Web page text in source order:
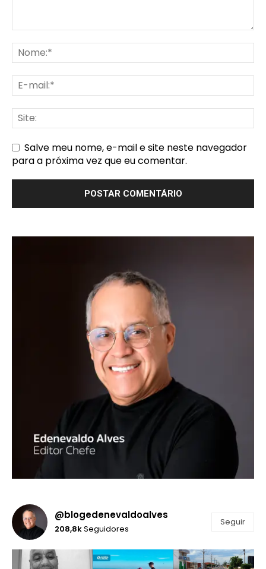
Salve meu nome, e-mail e site neste navegador
para a próxima vez que eu comentar.
@blogedenevaldoalves
208,8kSeguidores
Seguir